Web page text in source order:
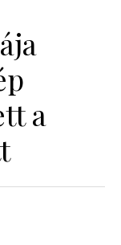
a